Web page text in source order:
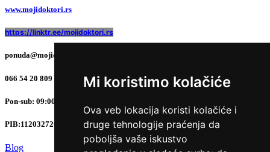
Mi koristimo kolačiće
Ova veb lokacija koristi kolačiće i
druge tehnologije praćenja da
poboljša vaše iskustvo
www.mojidoktori.rs
https://linktr.ee/mojidoktori.rs
ponuda@mojidoktori.rs
066 54 20 809 ; 0677 89 86 72
Pon-sub: 09:00 do 17:00 časova
PIB:112032720
Blog